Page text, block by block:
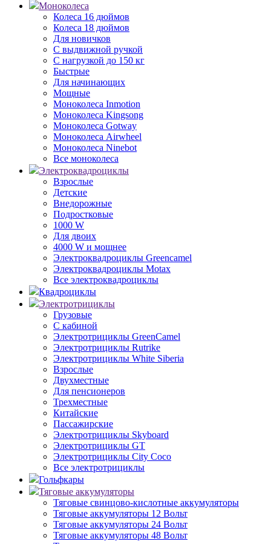
Моноколеса
Колеса 16 дюймов
Колеса 18 дюймов
Для новичков
С выдвижной ручкой
С нагрузкой до 150 кг
Быстрые
Для начинающих
Мощные
Моноколеса Inmotion
Моноколеса Kingsong
Моноколеса Gotway
Моноколеса Airwheel
Моноколеса Ninebot
Все моноколеса
Электроквадроциклы
Взрослые
Детские
Внедорожные
Подростковые
1000 W
Для двоих
4000 W и мощнее
Электроквадроциклы Greencamel
Электроквадроциклы Motax
Все электроквадроциклы
Квадроциклы
Электротрициклы
Грузовые
С кабиной
Электротрициклы GreenCamel
Электротрициклы Rutrike
Электротрициклы White Siberia
Взрослые
Двухместные
Для пенсионеров
Трехместные
Китайские
Пассажирские
Электротрициклы Skyboard
Электротрициклы GT
Электротрициклы City Coco
Все электротрициклы
Гольфкары
Тяговые аккумуляторы
Тяговые свинцово-кислотные аккумуляторы
Тяговые аккумуляторы 12 Вольт
Тяговые аккумуляторы 24 Вольт
Тяговые аккумуляторы 48 Вольт